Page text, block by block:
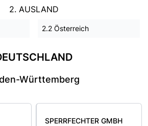
2. AUSLAND
2.2 Österreich
Württemberg
SPERRFECHTER GMBH